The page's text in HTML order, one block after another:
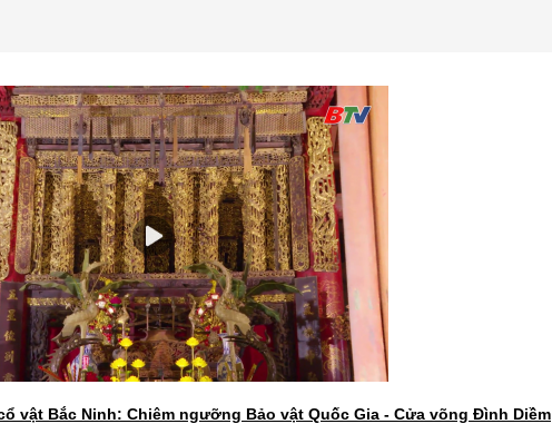
vật Bắc Ninh: Chiêm ngưỡng Bảo vật Quốc Gia - Cửa võng Đình Diềm